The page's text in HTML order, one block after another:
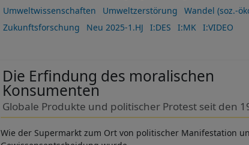
Umweltwissenschaften
Umweltzerstörung Wandel (soz.-
Zukunftsforschung
Neu 2025-1.HJ I:DES I:MK I:VIDEO
Die Erfindung des moralischen
Konsumenten
Globale Produkte und politischer Protest seit den
Wie der Supermarkt zum Ort von politischer Manifestation